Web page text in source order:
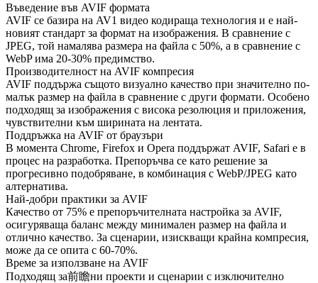
Въведение във AVIF формата
AVIF се базира на AV1 видео кодираща технология и е най-
новият стандарт за формат на изображения. В сравнение с
JPEG, той намалява размера на файла с 50%, а в сравнение с
WebP има 20-30% предимство.
Производителност на AVIF компресия
AVIF поддържа същото визуално качество при значително по-
малък размер на файла в сравнение с други формати. Особено
подходящ за изображения с висока резолюция и приложения,
чувствителни към ширината на лентата.
Поддръжка на AVIF от браузъри
В момента Chrome, Firefox и Opera поддържат AVIF, Safari е в
процес на разработка. Препоръчва се като решение за
прогресивно подобряване, в комбинация с WebP/JPEG като
алтернатива.
Най-добри практики за AVIF
Качество от 75% е препоръчителната настройка за AVIF,
осигуряваща баланс между минимален размер на файла и
отлично качество. За сценарии, изискващи крайна компресия,
може да се опита с 60-70%.
Време за използване на AVIF
Подходящ за前瞻ни проекти и сценарии с изключително